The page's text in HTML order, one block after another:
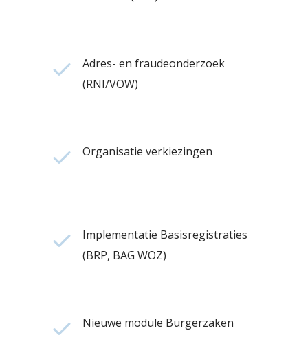
Adres- en fraudeonderzoek
(RNI/VOW)
Organisatie verkiezingen
Implementatie Basisregistraties
(BRP, BAG WOZ)
Nieuwe module Burgerzaken